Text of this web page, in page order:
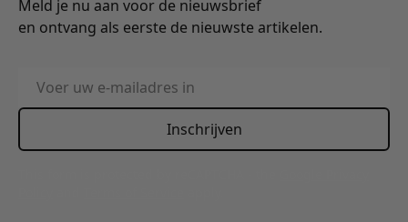
Meld je nu aan voor de nieuwsbrief
en ontvang als eerste de nieuwste artikelen.
E-mailadres
Inschrijven